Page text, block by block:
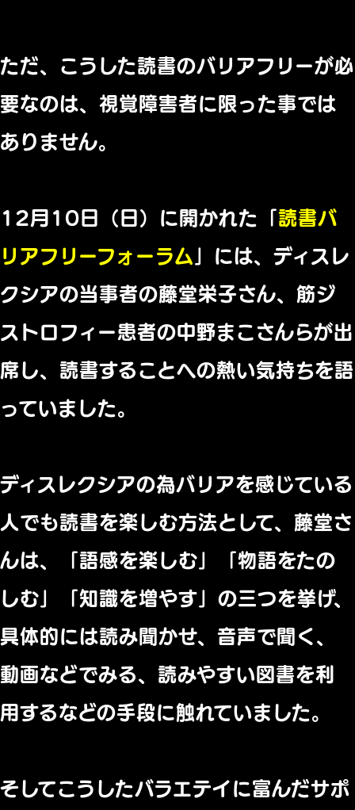
ただ、 こうした読書のバリアフリーが必
要なのは、視覚障害者に限った事では
ありません。
12月10日（日）に開かれた「読書バ
リアフリーフォーラム
」には、ディスレ
クシアの当事者の藤堂栄子さん、筋ジ
ストロフィー患者の中野まこさんらが出
席し、読書することへの熱い気持ちを語
っていました。
ディスレクシアの為バリアを感じている
人でも読書を楽しむ方法として、藤堂さ
んは、「語感を楽しむ」「物語をたの
しむ」「知識を増やす」の三つを挙げ、
具体的には読み聞かせ、音声で聞く、
動画などでみる、読みやすい図書を利
用するなどの手段に触れていました。
そしてこうしたバラエテイに富んだサポ